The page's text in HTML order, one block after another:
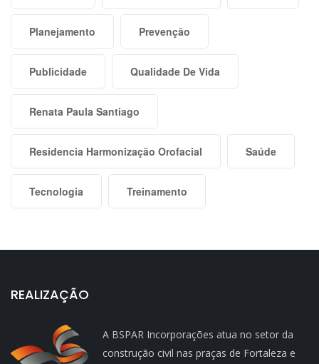
Planejamento Prevenção
Publicidade Qualidade De Vida
Renata Paula Santiago
Residencia Harmonização Orofacial Saúde
Tecnologia Treinamento
REALIZAÇÃO
A BSPAR Incorporações atua no setor da
construção civil nas praças de Fortaleza e